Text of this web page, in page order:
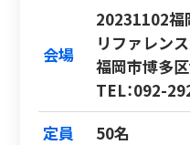
会場
20231102福
リファレン
福岡市博多
TEL：092-
定員
50名